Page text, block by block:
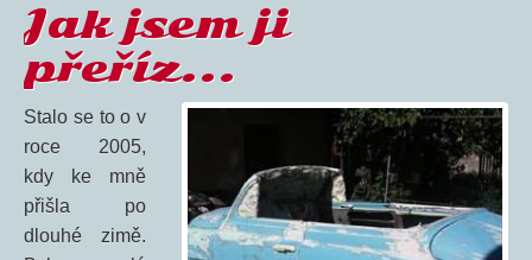
Jak jsem ji
přeříz…
Stalo se to o v
roce 2005,
kdy ke mně
přišla po
dlouhé zimě.